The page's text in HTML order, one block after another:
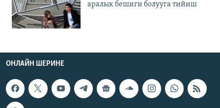
аралык бешиги болууга тийиш
ОНЛАЙН ШЕРИНЕ